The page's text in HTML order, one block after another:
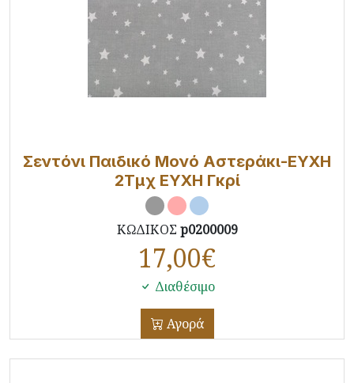
Σεντόνι Παιδικό Μονό Αστεράκι-ΕΥΧΗ
2Τμχ ΕΥΧΗ Γκρί
ΚΩΔΙΚΟΣ p0200009
17,00€
Διαθέσιμο
Αγορά